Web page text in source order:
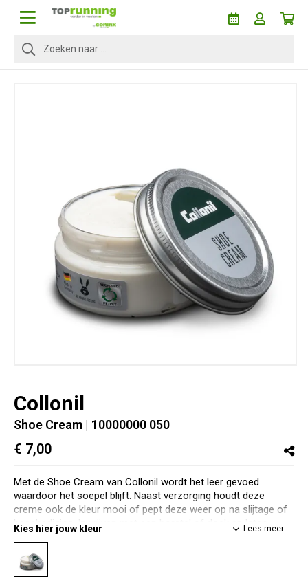
Collonil
Shoe Cream | 10000000 050
€ 7,00
Met de Shoe Cream van Collonil wordt het leer gevoed
waardoor het soepel blijft. Naast verzorging houdt deze
creme ook de kleur mooi of pept deze weer op na slijtage of
beschadiging. Inwrijven met een borstel of doek en laten
intrekken. Nadien uitwrijven met een borstel, doek of
handschoen voor een mooi resultaat
Lees meer
Kies hier jouw kleur